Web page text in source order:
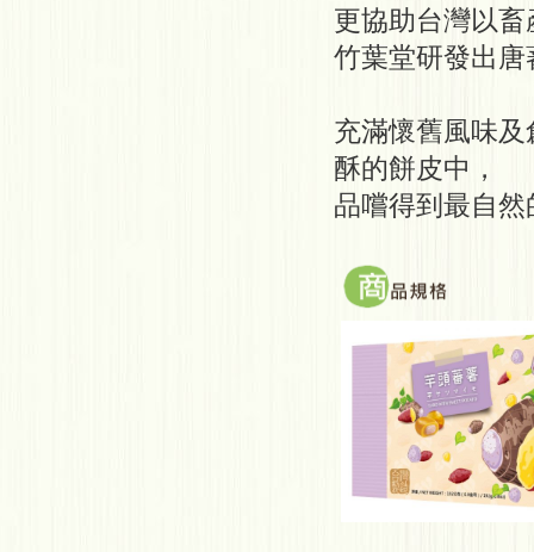
更協助台灣以
竹葉堂研發出
充滿懷舊風味
酥的餅皮中，
品嚐得到最自